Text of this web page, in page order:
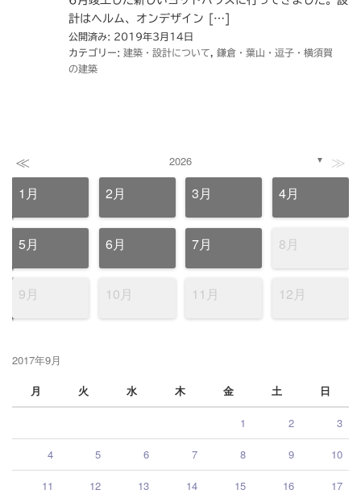
計はヘルム、オンデザイン […]
公開済み: 2019年3月14日
カテゴリー: 建築・設計について
鎌倉・葉山・逗子・横須賀
の建築
≪ 2026 ▼ ≫
1月 2月 3月 4月
5月 6月 7月 8月
9月 10月 11月 12月
2017年9月
月
火 水 木 金 土 日
1 2 3
4 5 6 7 8 9 10
11 12 13 14 15 16 17